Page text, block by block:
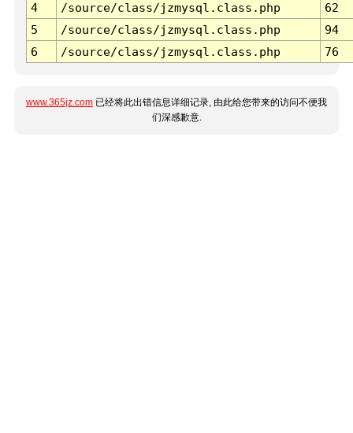
4
/source/class/jzmysql.class.php
62
5
/source/class/jzmysql.class.php
94
6
/source/class/jzmysql.class.php 76
www.365jz.com 已经将此出错信息详细记录, 由此给您带来的访问不便我
们深感歉意.